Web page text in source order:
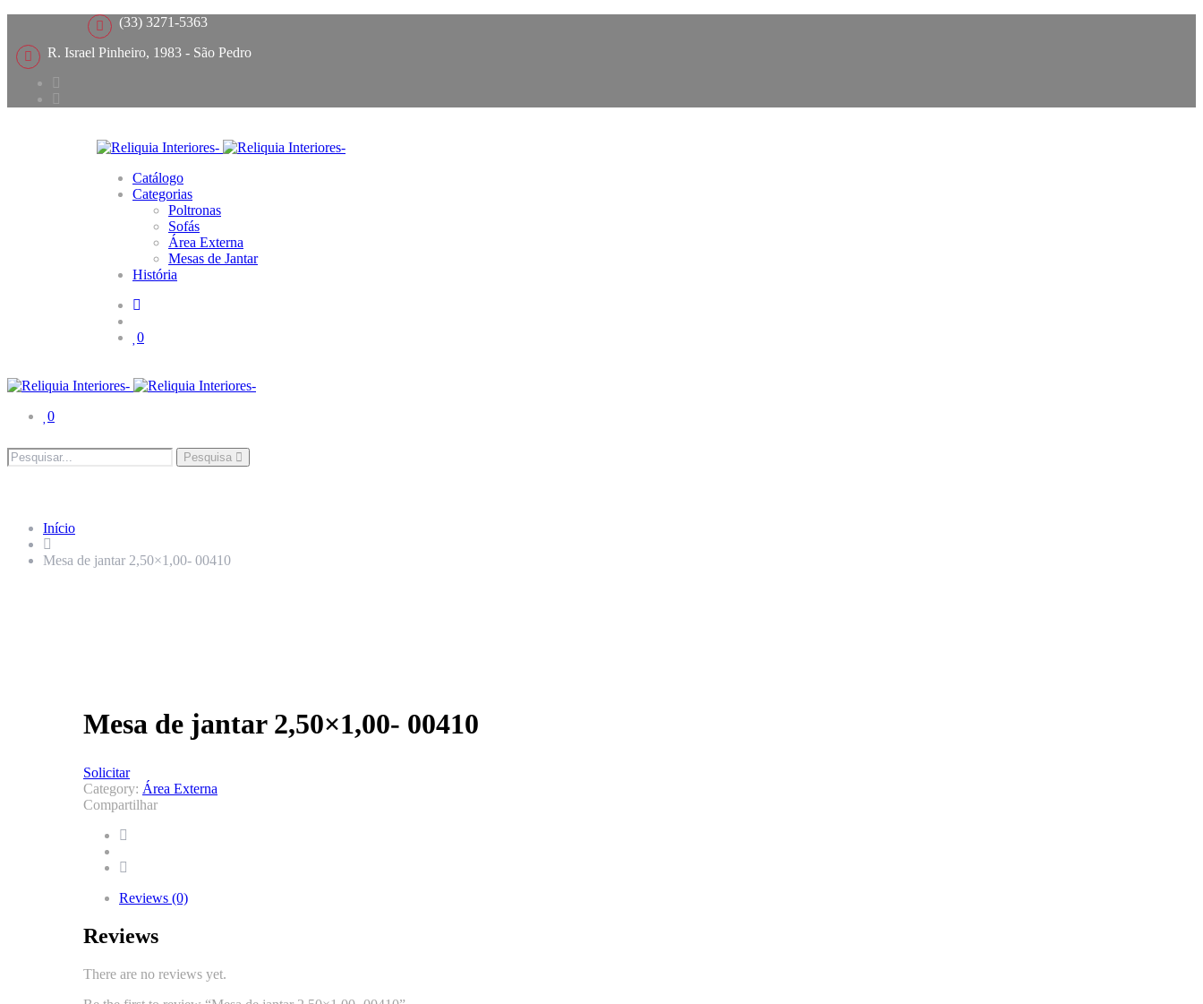
(33) 3271-5363
R. Israel Pinheiro, 1983 - São Pedro
Catálogo
Categorias
Poltronas
Sofás
Área Externa
Mesas de Jantar
História
0
0
Pesquisa
Início
Mesa de jantar 2,50×1,00- 00410
Mesa de jantar 2,50×1,00- 00410
Solicitar
Category: Área Externa
Compartilhar
Reviews (0)
Reviews
There are no reviews yet.